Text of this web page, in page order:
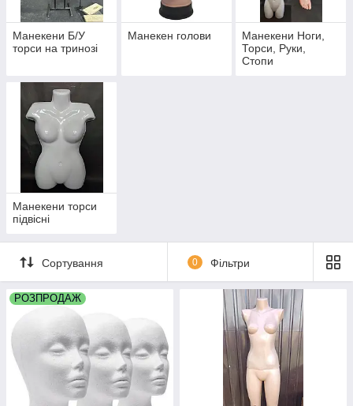
Манекени Б/У
торси на тринозі
Манекен голови
Манекени Ноги,
Торси, Руки,
Стопи
Манекени торси
підвісні
Сортування 0 Фільтри
РОЗПРОДАЖ